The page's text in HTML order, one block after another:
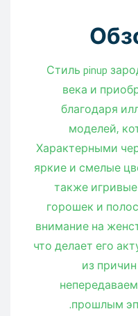
Стиль pinup
века и
благодаря
моделей,
Характерными
яркие и смелые
также
горошек и
внимание на
что делает его
из
прошлым